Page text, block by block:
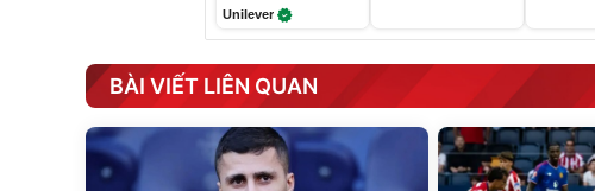
Unilever
BÀI VIẾT LIÊN QUAN